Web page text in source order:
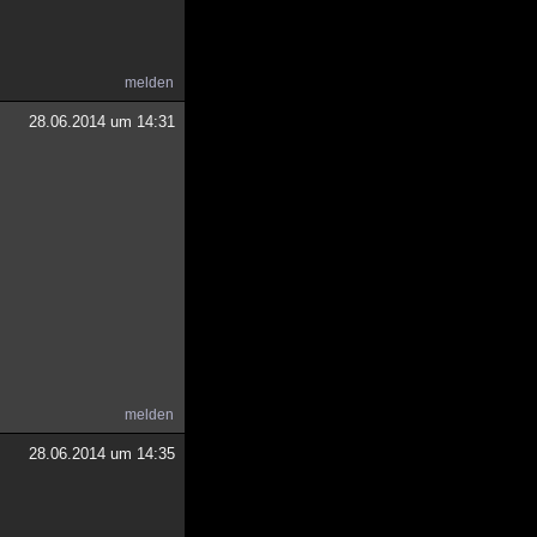
melden
28.06.2014 um 14:31
melden
28.06.2014 um 14:35